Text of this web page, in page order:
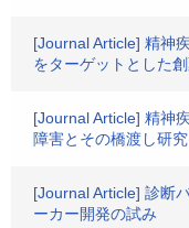
[Journal Article] 精神
をターゲットとした
[Journal Article] 精神
障害とその橋渡し研究
[Journal Article] 診断
ーカー開発の試み